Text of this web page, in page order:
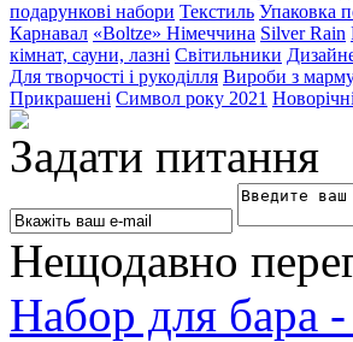
подарункові набори Текстиль Упаковка
Карнавал «Boltze» Німеччина Silver Rain
кімнат, сауни, лазні Світильники
Для творчості і рукоділля Вироби з
Прикрашені Символ року 2021
Задати питання
Нещодавно
Набор для бара